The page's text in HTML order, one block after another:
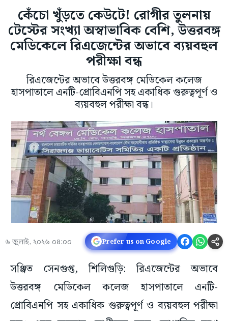
কেঁচো খুঁড়তে কেউটে! রোগীর তুলনায়
টেস্টের সংখ্যা অস্বাভাবিক বেশি, উত্তরবঙ্গ
মেডিকেলে রিএজেন্টের অভাবে ব্যয়বহুল
পরীক্ষা বন্ধ
রিএজেন্টের অভাবে উত্তরবঙ্গ মেডিকেল কলেজ
হাসপাতালে এনটি-প্রোবিএনপি সহ একাধিক গুরুত্বপূর্ণ ও
ব্যয়বহুল পরীক্ষা বন্ধ।
৬ জুলাই, ২০২৬ ০৪:০০ Prefer us on Google
সঞ্জিত সেনগুপ্ত, শিলিগুড়ি: রিএজেন্টের অভাবে
উত্তরবঙ্গ মেডিকেল কলেজ হাসপাতালে এনটি-
প্রোবিএনপি সহ একাধিক গুরুত্বপূর্ণ ও ব্যয়বহুল পরীক্ষা